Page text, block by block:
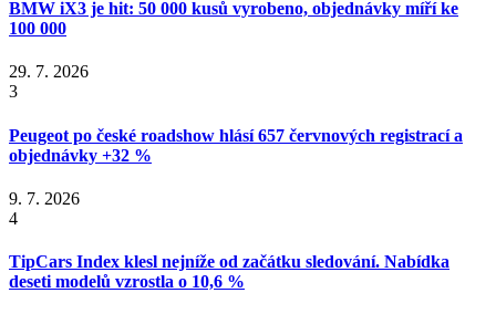
BMW iX3 je hit: 50 000 kusů vyrobeno, objednávky míří ke
100 000
29. 7. 2026
3
Peugeot po české roadshow hlásí 657 červnových registrací a
objednávky +32 %
9. 7. 2026
4
TipCars Index klesl nejníže od začátku sledování. Nabídka
deseti modelů vzrostla o 10,6 %